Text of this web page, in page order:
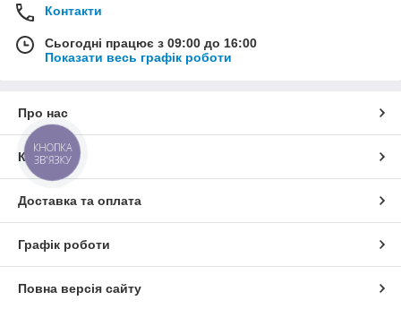
Контакти
Сьогодні працює з 09:00 до 16:00
Показати весь графік роботи
Про нас
Контакти
Доставка та оплата
Графік роботи
Повна версія сайту
КНОПКА
ЗВ'ЯЗКУ